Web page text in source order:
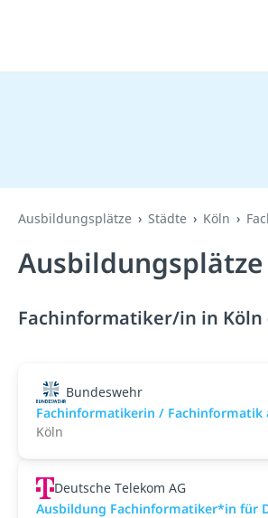
Ausbildungsplätze Städte Köln
Fachinformatiker/in in Köln
Bundeswehr
Fachinformatikerin /
Köln
Deutsche Telekom AG
Ausbildung Fachinformatiker*in für